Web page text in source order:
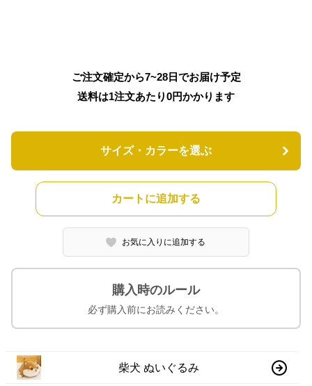
ご注文確定から7~28日でお届け予定
送料は1注文あたり0円かかります
サイズ・カラーを選ぶ
カートに追加する
お気に入りに追加する
購入時のルール
必ず購入前にお読みください。
柴犬 ぬいぐるみ